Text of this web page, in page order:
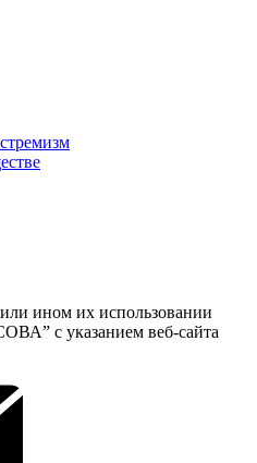
ином их использовании
с указанием веб-сайта